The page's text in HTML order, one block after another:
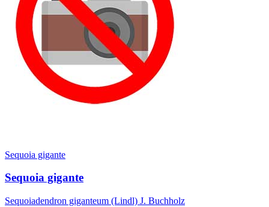
Sequoia gigante
Sequoia gigante
Sequoiadendron giganteum (Lindl) J. Buchholz